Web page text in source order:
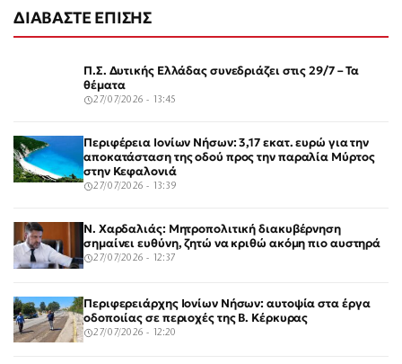
ΔΙΑΒΑΣΤΕ ΕΠΙΣΗΣ
Π.Σ. Δυτικής Ελλάδας συνεδριάζει στις 29/7 – Τα
θέματα
27/07/2026 - 13:45
Περιφέρεια Ιονίων Νήσων: 3,17 εκατ. ευρώ για την
αποκατάσταση της οδού προς την παραλία Μύρτος
στην Κεφαλονιά
27/07/2026 - 13:39
Ν. Χαρδαλιάς: Μητροπολιτική διακυβέρνηση
σημαίνει ευθύνη, ζητώ να κριθώ ακόμη πιο αυστηρά
27/07/2026 - 12:37
Περιφερειάρχης Ιονίων Νήσων: αυτοψία στα έργα
οδοποιίας σε περιοχές της Β. Κέρκυρας
27/07/2026 - 12:20